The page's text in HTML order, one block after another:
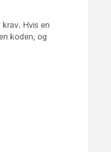
Hvis en
koden, og